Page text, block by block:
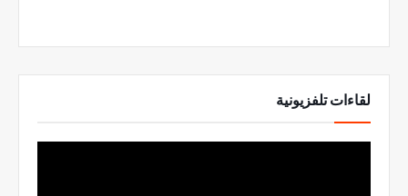
لقاءات تلفزيونية